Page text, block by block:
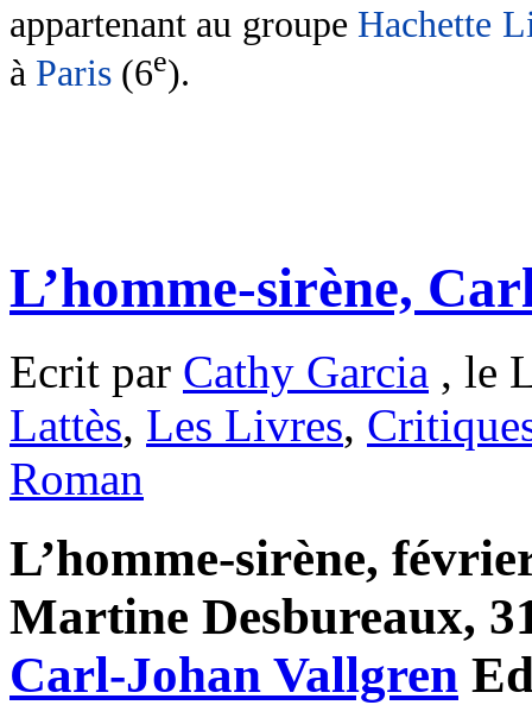
appartenant au groupe Hachette
à Paris (6e).
L’homme-sirène,
Ecrit par Cathy Garcia , le
Lattès, Les Livres,
Roman
L’homme-sirène,
Martine Desbureaux,
Carl-Johan Vallgren